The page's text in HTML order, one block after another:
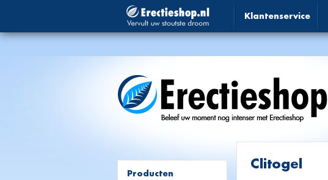
Klantenservice
Producten
Clitogel